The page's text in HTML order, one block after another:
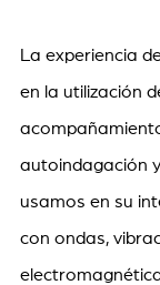
La experiencia
en la utilización
autoindagación
usamos en su
con ondas,